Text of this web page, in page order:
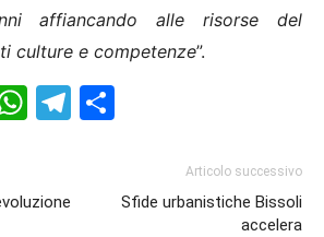
affiancando alle risorse del
culture e competenze”.
WhatsApp
Telegram
Articolo successivo
Sfide urbanistiche Bissoli
accelera